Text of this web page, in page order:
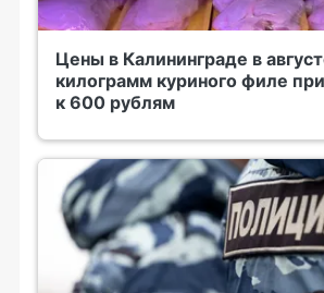
Цены в Калининграде в
килограмм куриного филе
к 600 рублям